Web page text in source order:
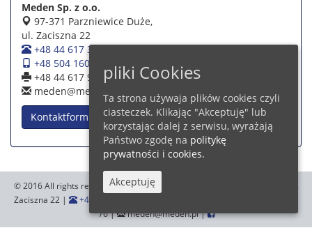
Meden Sp. z o.o.
97-371 Parzniewice Duże,
ul. Zaciszna 22
+48 44 617 39 39
+48 504 160 942
+48 44 617 93 76
meden@meden.pl
Kontaktformular
© 2016 All rights reserved.Meden Sp. z o.o.
Zaciszna 22 |
+48 44 617 39 39
76 |
meden@meden.pl |
pliki Cookies
Ta strona używaja plików cookies czyli
ciasteczek. Klikając "Akceptuję" lub
korzystając dalej z serwisu, wyrażają
Państwo zgodę na politykę
prywatności i cookies.
Akceptuję